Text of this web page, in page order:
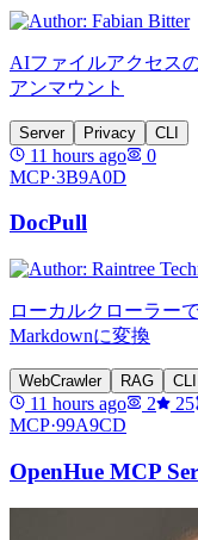
AIファイルアクセス
アンマウント
Server Privacy CLI
11 hours ago
0
MCP·3B9A0D
DocPull
ローカルクローラー
Markdownに変換
WebCrawler RAG CLI
11 hours ago 2 25
MCP·99A9CD
OpenHue MCP